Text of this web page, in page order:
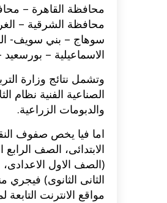
محافظة القاهرة –
محافظة الشرقية –
سوهاج – بني سويف-
الاسماعيلية –
وتشمل نتائج وزارة
الصناعية الفنية نظام
والدبومات الزراعية.
اما فيا يخص صفوف
الابتدائى، الصف
(الصف الاول
الثانى الثانوى)
مواقع الانترنت